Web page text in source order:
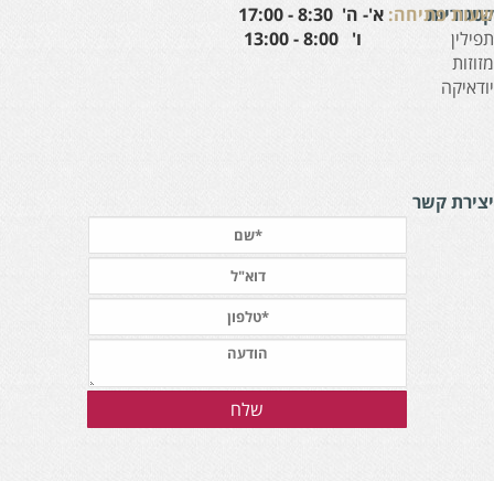
פתיחה: א'- ה' 8:30 - 17:00
8:00 - 13:00
קשר